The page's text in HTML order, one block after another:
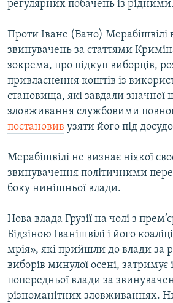
регулярних побачень із рідними.
Проти Іване (Вано) Мерабішвілі
звинувачень за статтями
зокрема, про підкуп виборців,
привласнення коштів із
становища, які завдали значної
зловживання службовими
постановив узяти його під
Мерабішвілі не визнає ніякої
звинувачення політичними
боку нинішньої влади.
Нова влада Грузії на чолі з
Бідзіною Іванішвілі і його
мрія», які прийшли до влади за
виборів минулої осені, затримує
попередньої влади за
різноманітних зловживаннях.